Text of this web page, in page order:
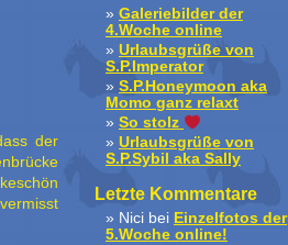
der
Galeriebilder der
4.Woche online
Urlaubsgrüße von
S.P.Imperator
S.P.Honeymoon aka
Momo ganz relaxt
So stolz
Urlaubsgrüße von
S.P.Sybil aka Sally
Letzte Kommentare
Nici bei Einzelfotos der
5.Woche online!